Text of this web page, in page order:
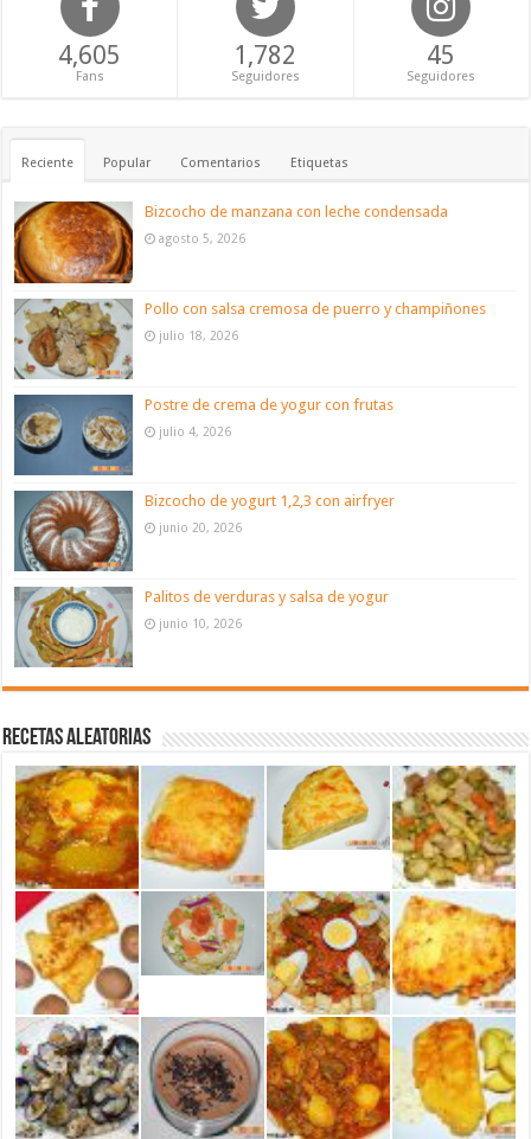
4,605
Fans
1,782
Seguidores
45
Seguidores
Reciente Popular Comentarios Etiquetas
Bizcocho de manzana con leche condensada
agosto 5, 2026
Pollo con salsa cremosa de puerro y champiñones
julio 18, 2026
Postre de crema de yogur con frutas
julio 4, 2026
Bizcocho de yogurt 1,2,3 con airfryer
junio 20, 2026
Palitos de verduras y salsa de yogur
junio 10, 2026
Recetas aleatorias